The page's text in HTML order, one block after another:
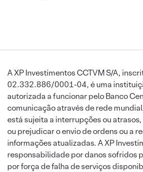
A XP Investimentos CCTVM S/A,
02.332.886/0001-04, é uma
autorizada a funcionar pelo Banco
comunicação através de rede
está sujeita a interrupções ou
ou prejudicar o envio de ordens ou a
informações atualizadas. A XP
responsabilidade por danos sofridos
por força de falha de serviços